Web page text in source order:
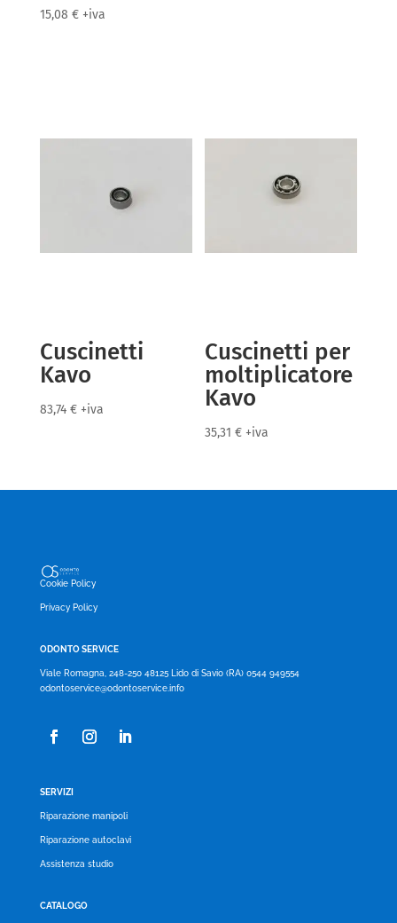
15,08 € +iva
Cuscinetti
Kavo
83,74 € +iva
Cuscinetti per
moltiplicatore
Kavo
35,31€ +iva
Cookie Policy
Privacy Policy
ODONTO SERVICE
Viale Romagna, 248-250 48125 Lido di Savio (RA) 0544 949554
odontoservice@odontoservice.info
SERVIZI
Riparazione manipoli
Riparazione autoclavi
Assistenza studio
CATALOGO